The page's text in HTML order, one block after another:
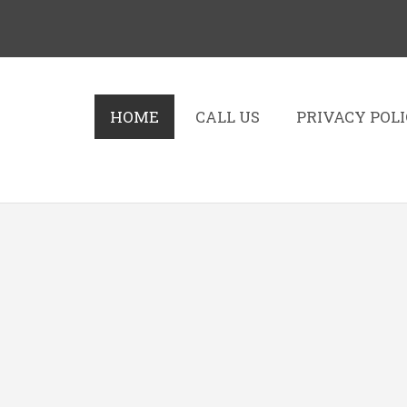
HOME CALL US PRIVACY